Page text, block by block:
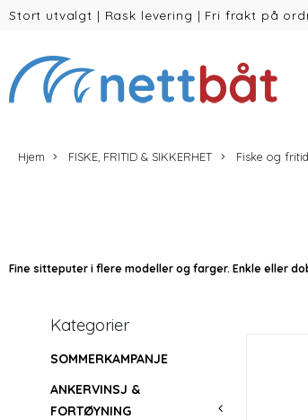
Stort utvalgt | Rask levering | Fri frakt på
Hjem FISKE, FRITID & SIKKERHET Fiske og
Fine sitteputer i flere modeller og farger. Enkle eller
Kategorier
SOMMERKAMPANJE
ANKERVINSJ &
FORTØYNING